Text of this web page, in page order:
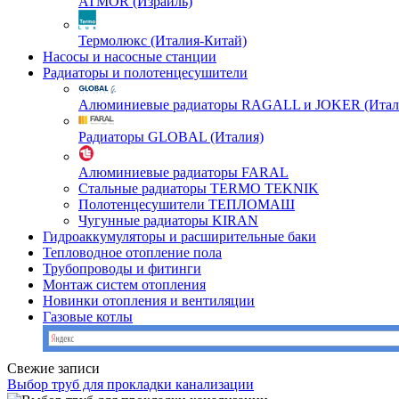
Термолюкс (Италия-Китай)
Насосы и насосные станции
Радиаторы и полотенцесушители
Алюминиевые радиаторы RAGALL и JOKER
Радиаторы GLOBAL (Италия)
Алюминиевые радиаторы FARAL
Стальные радиаторы TERMO TEKNIK
Полотенцесушители ТЕПЛОМАШ
Чугунные радиаторы KIRAN
Гидроаккумуляторы и расширительные баки
Тепловодное отопление пола
Трубопроводы и фитинги
Монтаж систем отопления
Новинки отопления и вентиляции
Газовые котлы
Свежие записи
Выбор труб для прокладки канализации